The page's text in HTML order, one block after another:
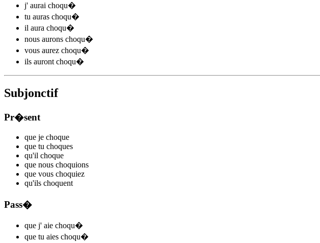
j' aurai choqu�
tu auras choqu�
il aura choqu�
nous aurons choqu�
vous aurez choqu�
ils auront choqu�
Subjonctif
Pr�sent
que je choque
que tu choques
qu'il choque
que nous choquions
que vous choquiez
qu'ils choquent
Pass�
que j' aie choqu�
que tu aies choqu�